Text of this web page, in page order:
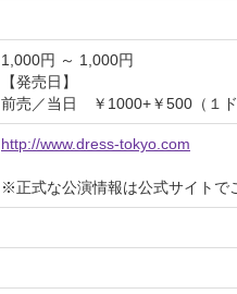
1,000円 ～ 1,000円
【発売日】
前売／当日 ￥1000+￥500（１ド
http://www.dress-tokyo.com
※正式な公演情報は公式サイトで